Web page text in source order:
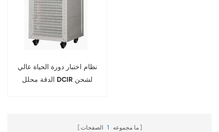
نظام اختبار دورة الحياة عالي
الدقة محلل DCIR لشحن
ما مجموعه 1 الصفحات